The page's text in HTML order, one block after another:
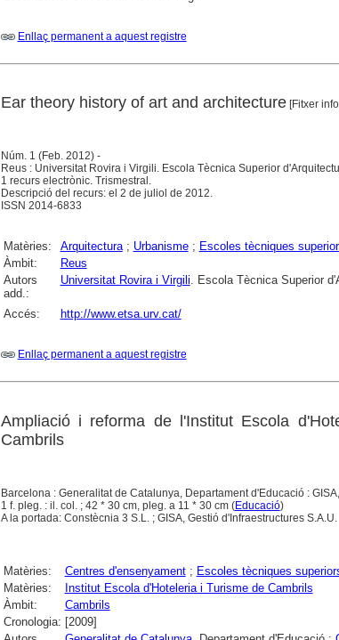
Enllaç permanent a aquest registre
Ear theory history of art and architecture[Fitxer
Núm. 1 (Feb. 2012) -
Reus : Universitat Rovira i Virgili. Escola Tècnica Superior
1 recurs electrònic. Trismestral.
Descripció del recurs: el 2 de juliol de 2012.
ISSN 2014-6833
Matèries: Arquitectura; Urbanisme; Escoles tècniques
Àmbit:
Reus
Autors
add.:
Universitat Rovira i Virgili. Escola Tècnica Superior
Accés: http://www.etsa.urv.cat/
Enllaç permanent a aquest registre
Ampliació i reforma de l'Institut Escola
Cambrils
Barcelona : Generalitat de Catalunya, Departament d'Educació :
1 f. pleg. : il. col. ; 42 * 30 cm, pleg. a 11 * 30 cm (Educació)
A la portada: Constècnia 3 S.L. ; GISA, Gestió d'Infraestructures S.A.U.
Matèries: Centres d'ensenyament; Escoles tècniques
Matèries:
Institut Escola d'Hoteleria i Turisme de Cambrils
Àmbit:
Cambrils
Cronologia: [2009]